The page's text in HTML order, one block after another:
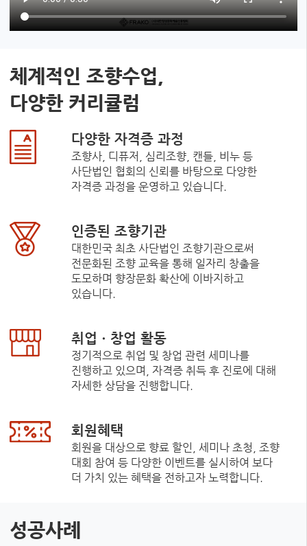
체계적인 조향수업,
다양한 커리큘럼
다양한 자격증 과정
조향사, 디퓨저, 심리조향, 캔들, 비누 등
사단법인 협회의 신뢰를 바탕으로 다양한
자격증 과정을 운영하고 있습니다.
인증된 조향기관
대한민국 최초 사단법인 조향기관으로써
전문화된 조향 교육을 통해 일자리 창출을
도모하며 향장문화 확산에 이바지하고
있습니다.
취업ㆍ창업 활동
정기적으로 취업 및 창업 관련 세미나를
진행하고 있으며, 자격증 취득 후 진로에 대해
자세한 상담을 진행합니다.
회원혜택
회원을 대상으로 향료 할인, 세미나 초청, 조향
대회 참여 등 다양한 이벤트를 실시하여 보다
더 가치 있는 혜택을 전하고자 노력합니다.
성공사례